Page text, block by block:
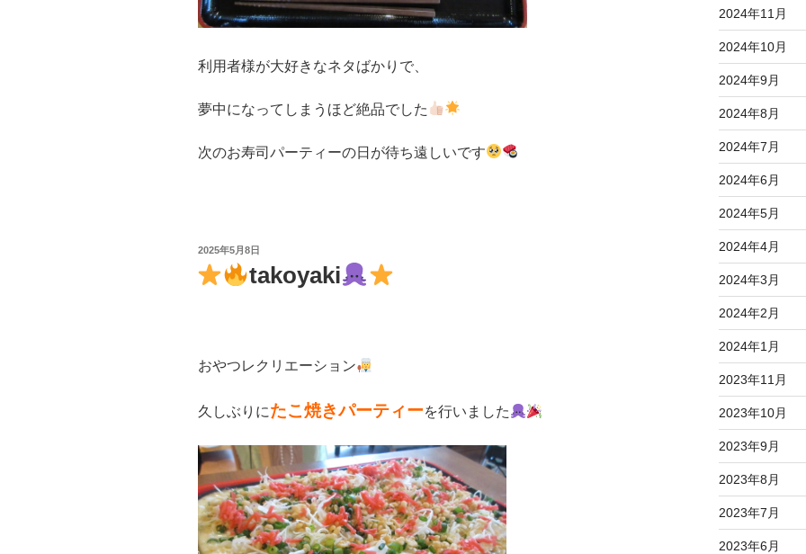
利用者様が大好きなネタばかりで、
夢中になってしまうほど絶品でした
次のお寿司パーティーの日が待ち遠しいです
投
日:
2025年5月8日
takoyaki
おやつレクリエーション
久しぶりにたこ焼きパーティーを行いました
2024年11月
2024年10月
2024年9月
2024年8月
2024年7月
2024年6月
2024年5月
2024年4月
2024年3月
2024年2月
2024年1月
2023年11月
2023年10月
2023年9月
2023年8月
2023年7月
2023年6月